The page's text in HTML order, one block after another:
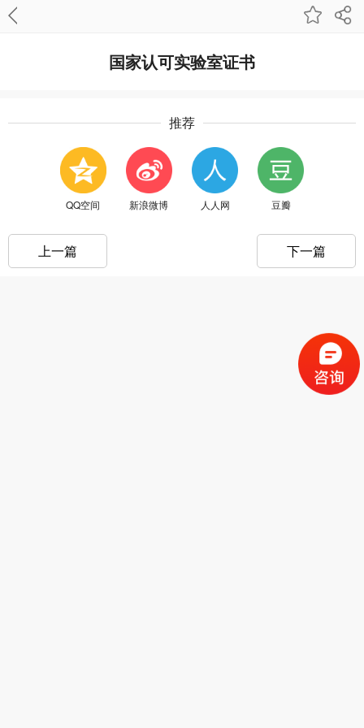
国家认可实验室证书
推荐
QQ空间 新浪微博 人人网 豆瓣
上一篇 下一篇